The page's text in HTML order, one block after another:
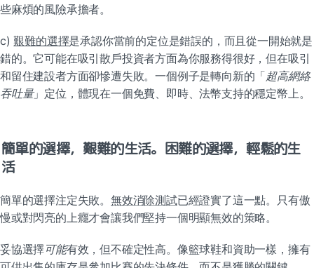
些麻煩的風險承擔者。
c) 艱難的選擇是承認你當前的定位是錯誤的，而且從一開始就是
錯的。它可能在吸引散戶投資者方面為你服務得很好，但在吸引
和留住建設者方面卻慘遭失敗。一個例子是轉向新的「超高網絡
吞吐量」定位，體現在一個免費、即時、法幣支持的穩定幣上。
簡單的選擇，艱難的生活。困難的選擇，輕鬆的生
活
簡單的選擇注定失敗。無效消除測試已經證實了這一點。只有傲
慢或對閃亮的上癮才會讓我們堅持一個明顯無效的策略。
妥協選擇可能有效，但不確定性高。像籃球鞋和資助一樣，擁有